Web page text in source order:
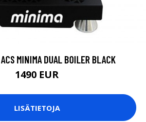
MINIMA DUAL BOILER BLACK
1490 EUR
LISÄTIETOJA